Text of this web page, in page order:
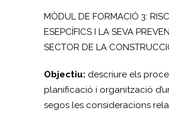
MÒDUL DE FORMACIÓ 3:
ESEPCÍFICS I LA SEVA
SECTOR DE LA
Objectiu: descriure els
planificació i organització
segos les consideracions